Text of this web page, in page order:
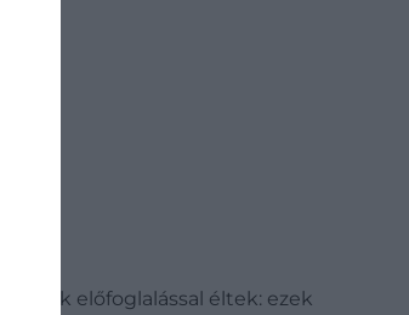
akik előfoglalással éltek: ezek